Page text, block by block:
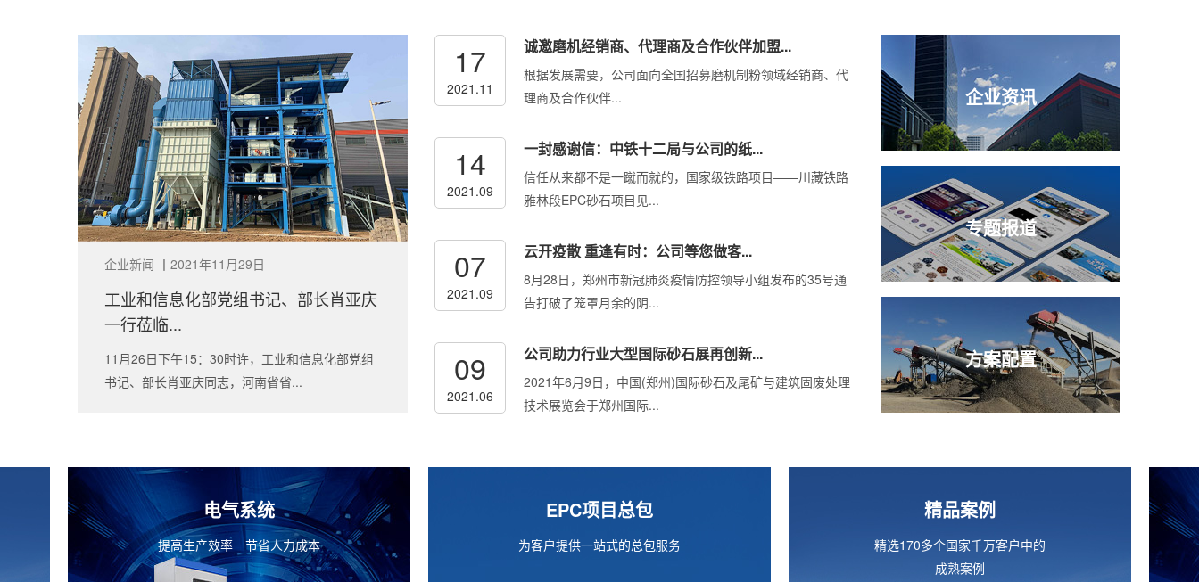
企业新闻 丨 2021年11月29日
工业和信息化部党组书记、部长肖亚庆
一行莅临...
11月26日下午15：30时许，工业和信息化部党组
书记、部长肖亚庆同志，河南省省...
17
2021.11
诚邀磨机经销商、代理商及合作伙伴加盟...
根据发展需要，公司面向全国招募磨机制粉领域经销商、代
理商及合作伙伴...
14
2021.09
一封感谢信：中铁十二局与公司的纸...
信任从来都不是一蹴而就的，国家级铁路项目——川藏铁路
雅林段EPC砂石项目见...
07
2021.09
云开疫散 重逢有时：公司等您做客...
8月28日，郑州市新冠肺炎疫情防控领导小组发布的35号通
告打破了笼罩月余的阴...
09
2021.06
公司助力行业大型国际砂石展再创新...
2021年6月9日，中国(郑州)国际砂石及尾矿与建筑固废处理
技术展览会于郑州国际...
企业资讯
专题报道
方案配置
电气系统
提高生产效率 节省人力成本
EPC项目总包
为客户提供一站式的总包服务
精品案例
精选170多个国家千万客户中的
成熟案例